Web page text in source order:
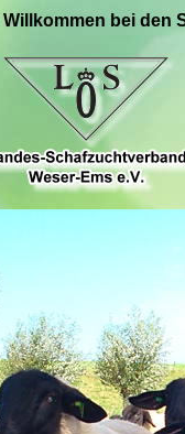
Willkommen bei den